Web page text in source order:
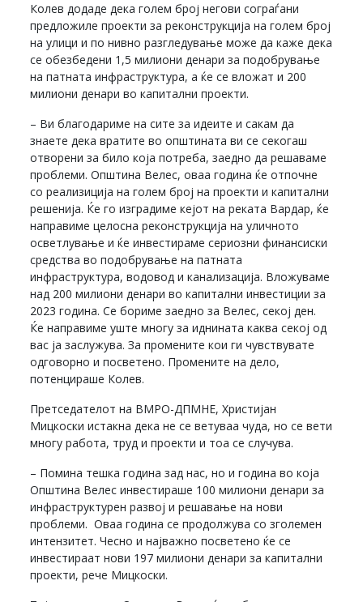
Колев додаде дека голем број негови сограѓани
предложиле проекти за реконструкција на голем број
на улици и по нивно разгледување може да каже дека
се обезбедени 1,5 милиони денари за подобрување
на патната инфраструктура, а ќе се вложат и 200
милиони денари во капитални проекти.
– Ви благодариме на сите за идеите и сакам да
знаете дека вратите во општината ви се секогаш
отворени за било која потреба, заедно да решаваме
проблеми. Општина Велес, оваа година ќе отпочне
со реализиција на голем број на проекти и капитални
решенија. Ќе го изградиме кејот на реката Вардар, ќе
направиме целосна реконструкција на уличното
осветлување и ќе инвестираме сериозни финансиски
средства во подобрување на патната
инфраструктура, водовод и канализација. Вложуваме
над 200 милиони денари во капитални инвестиции за
2023 година. Се бориме заедно за Велес, секој ден.
Ќе направиме уште многу за иднината каква секој од
вас ја заслужува. За промените кои ги чувствувате
одговорно и посветено. Промените на дело,
потенцираше Колев.
Претседателот на ВМРО-ДПМНЕ, Христијан
Мицкоски истакна дека не се ветуваа чуда, но се вети
многу работа, труд и проекти и тоа се случува.
– Помина тешка година зад нас, но и година во која
Општина Велес инвестираше 100 милиони денари за
инфраструктурен развој и решавање на нови
проблеми. Оваа година се продолжува со зголемен
интензитет. Чесно и најважно посветено ќе се
инвестираат нови 197 милиони денари за капитални
проекти, рече Мицкоски.